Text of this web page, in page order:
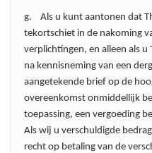
g. Als u kunt aantonen dat
tekortschiet in de nakoming
verplichtingen, en alleen als u
na kennisneming van een
aangetekende brief op de
overeenkomst onmiddellijk
toepassing, een vergoeding
Als wij u verschuldigde
recht op betaling van de